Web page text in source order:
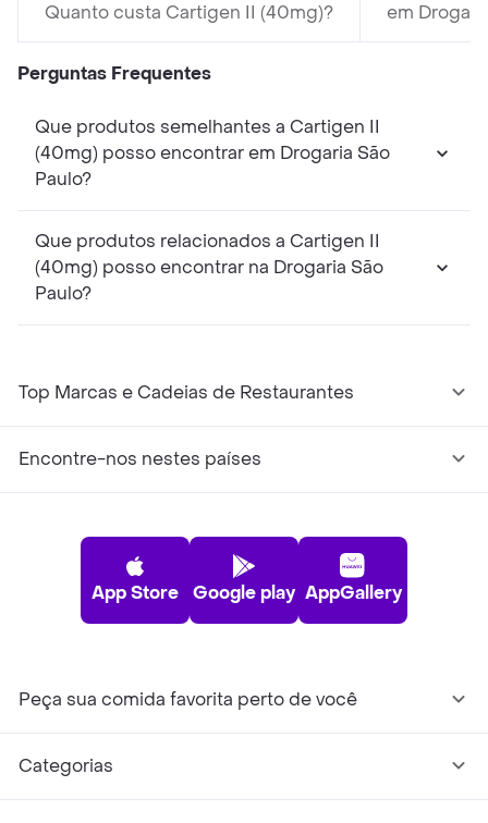
Quanto custa Cartigen II (40mg)? em
Perguntas Frequentes
Que produtos semelhantes a Cartigen II
(40mg) posso encontrar em Drogaria São
Paulo?
Que produtos relacionados a Cartigen II
(40mg) posso encontrar na Drogaria São
Paulo?
Top Marcas e Cadeias de Restaurantes
Encontre-nos nestes países
App Store Google play AppGallery
Peça sua comida favorita perto de você
Categorias